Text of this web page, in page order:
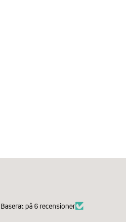
Baserat på 6 recensioner